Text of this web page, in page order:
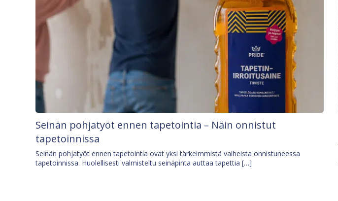
Seinän pohjatyöt ennen tapetointia – Näin onnistut
tapetoinnissa
Seinän pohjatyöt ennen tapetointia ovat yksi tärkeimmistä vaiheista onnistuneessa
tapetoinnissa. Huolellisesti valmisteltu seinäpinta auttaa tapettia […]